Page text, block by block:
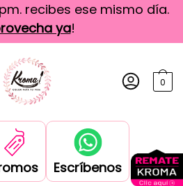
recibes ese mismo día.
ya!
0
Escríbenos